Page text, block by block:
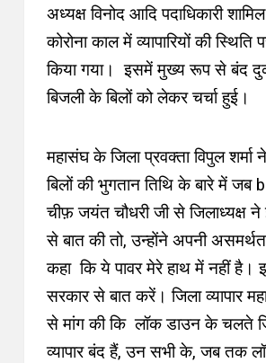
अध्यक्ष विनोद आदि पदाधिकारी
कोरोना काल में व्यापारियों की स्थिति
किया गया। इसमें मुख्य रूप से बंद
बिजली के बिलों को लेकर चर्चा हुई ।
महासंघ के जिला प्रवक्ता विपुल शर्मा
बिलों की भुगतान तिथि के बारे में जब
चीफ़ जयंत चौधरी जी से जिलाध्यक्ष
से बात की तो, उन्होंने अपनी
कहा कि ये पावर मेरे हाथ में नहीं है।
सरकार से बात करें। जिला व्यापार
से मांग की कि लॉक डाउन के चलते
व्यापार बंद हैं, उन सभी के, जब तक